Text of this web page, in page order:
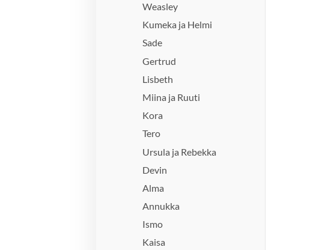
Weasley
Kumeka ja Helmi
Sade
Gertrud
Lisbeth
Miina ja Ruuti
Kora
Tero
Ursula ja Rebekka
Devin
Alma
Annukka
Ismo
Kaisa